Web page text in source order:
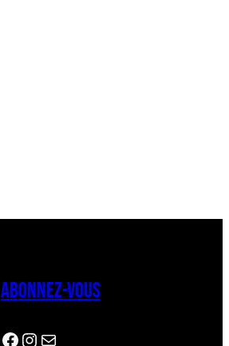
ABONNEZ-VOUS
Facebook Instagram Newsletter